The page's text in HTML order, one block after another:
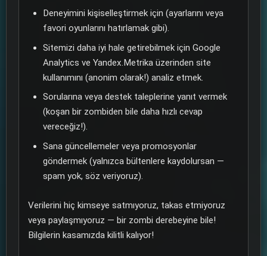
Deneyimini kişiselleştirmek için (ayarlarını veya
favori oyunlarını hatırlamak gibi).
Sitemizi daha iyi hale getirebilmek için Google
Analytics ve Yandex.Metrika üzerinden site
kullanımını (anonim olarak!) analiz etmek.
Sorularına veya destek taleplerine yanıt vermek
(koşan bir zombiden bile daha hızlı cevap
vereceğiz!).
Sana güncellemeler veya promosyonlar
göndermek (yalnızca bültenlere kaydolursan —
spam yok, söz veriyoruz).
Verilerini hiç kimseye satmıyoruz, takas etmiyoruz
veya paylaşmıyoruz — bir zombi derebeyine bile!
Bilgilerin kasamızda kilitli kalıyor!